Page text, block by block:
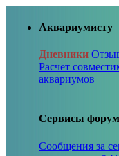
Аквариумисту
Дневники
Расчет
аквариумов
Сервисы
Сообщения за